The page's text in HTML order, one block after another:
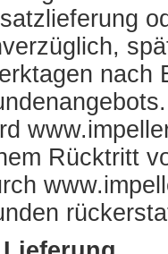
nach
Rücktritt